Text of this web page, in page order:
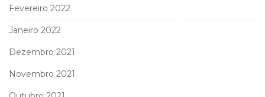
Fevereiro 2022
Janeiro 2022
Dezembro 2021
Novembro 2021